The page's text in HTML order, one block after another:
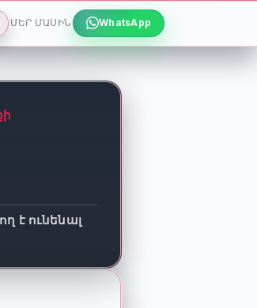
ՄԵՐ ՄԱՍԻՆ WhatsApp
է ունենալ